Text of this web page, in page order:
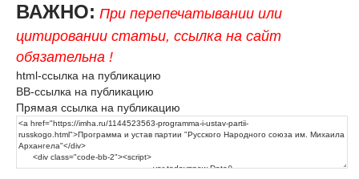
ВАЖНО: При перепечатывании или
цитировании статьи, ссылка на сайт
обязательна !
html-ссылка на публикацию
BB-ссылка на публикацию
Прямая ссылка на публикацию